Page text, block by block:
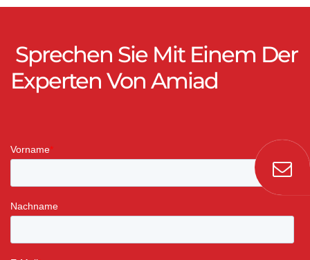
Sprechen Sie Mit Einem Der
Experten Von Amiad